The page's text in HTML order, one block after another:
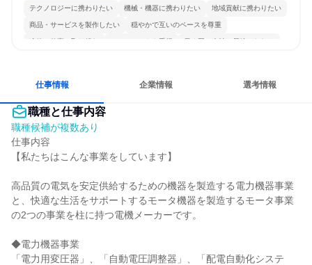
テクノロジーに携わりたい 機械・機器に携わりたい 地域貢献に携わりたい
商品・サービスを製作したい 穏やかで互いのペースを尊重
冷静に仕事に取り組む チームワークを重視 長く同じ会社に居続けられる
仕事情報 企業情報 選考情報
職種と仕事内容
職種候補が複数あり
仕事内容
【私たちはこんな事業をしています】
高品質の電気を安定供給するための機器を製造する電力機器事業
と、快適な生活をサポートするモータ機器を製造するモータ事業
の2つの事業を柱に持つ電機メーカーです。
◆電力機器事業
「電力用変圧器」、「自動電圧調整器」、「配電自動化システ